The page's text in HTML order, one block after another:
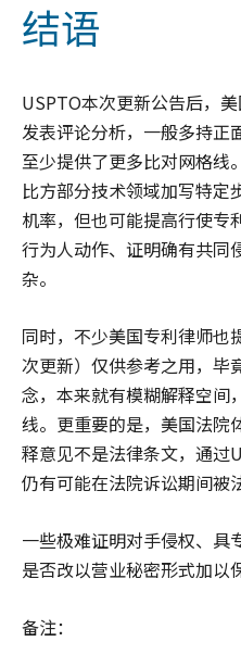
结语
USPTO本次更新公告后，
发表评论分析，一般多持正
至少提供了更多比对网格线
比方部分技术领域加写特定
机率，但也可能提高行使专
行为人动作、证明确有共同
杂。
同时，不少美国专利律师也
次更新）仅供参考之用，毕
念，本来就有模糊解释空间
线。更重要的是，美国法院
释意见不是法律条文，通过
仍有可能在法院诉讼期间被
一些极难证明对手侵权、具
是否改以营业秘密形式加以
备注：